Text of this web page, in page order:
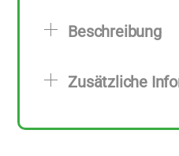
zu
Menge
Beschreibung
Zusätzliche